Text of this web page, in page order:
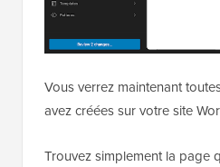
Vous verrez maintenant
avez créées sur votre site
Trouvez simplement la page